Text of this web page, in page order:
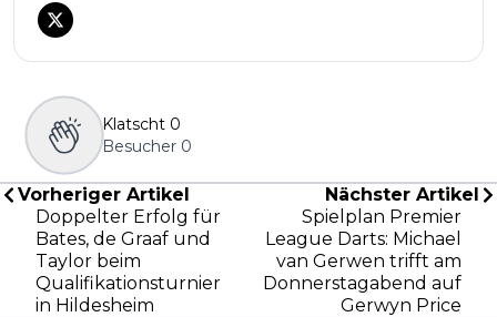
Klatscht 0
Besucher 0
Vorheriger Artikel
Doppelter Erfolg für
Bates, de Graaf und
Taylor beim
Qualifikationsturnier
in Hildesheim
Nächster Artikel
Spielplan Premier
League Darts: Michael
van Gerwen trifft am
Donnerstagabend auf
Gerwyn Price